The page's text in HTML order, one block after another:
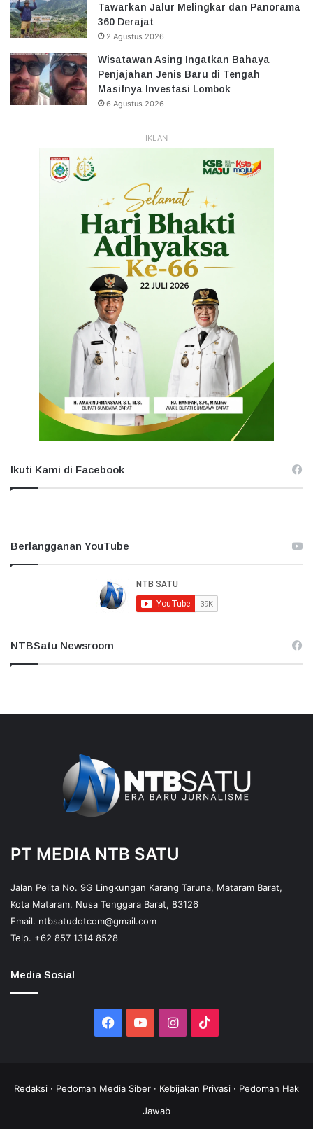
Tawarkan Jalur Melingkar dan Panorama
360 Derajat
2 Agustus 2026
Wisatawan Asing Ingatkan Bahaya
Penjajahan Jenis Baru di Tengah
Masifnya Investasi Lombok
6 Agustus 2026
IKLAN
Ikuti Kami di Facebook
Berlangganan YouTube
NTBSatu Newsroom
PT MEDIA NTB SATU
Jalan Pelita No. 9G Lingkungan Karang Taruna, Mataram Barat,
Kota Mataram, Nusa Tenggara Barat, 83126
Email. ntbsatudotcom@gmail.com
Telp. +62 857 1314 8528
Media Sosial
Facebook
YouTubeInstagram
Redaksi · Pedoman Media Siber · Kebijakan Privasi · Pedoman Hak
Jawab